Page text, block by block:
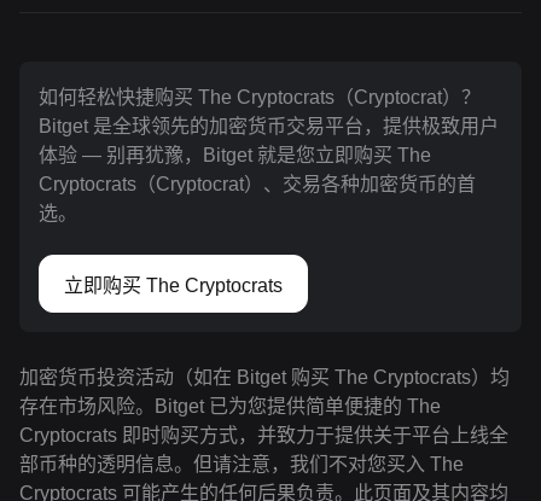
如何轻松快捷购买 The Cryptocrats（Cryptocrat）？
Bitget 是全球领先的加密货币交易平台，提供极致用户
体验 — 别再犹豫，Bitget 就是您立即购买 The
Cryptocrats（Cryptocrat）、交易各种加密货币的首
选。
立即购买 The Cryptocrats
加密货币投资活动（如在 Bitget 购买 The Cryptocrats）均
存在市场风险。Bitget 已为您提供简单便捷的 The
Cryptocrats 即时购买方式，并致力于提供关于平台上线全
部币种的透明信息。但请注意，我们不对您买入 The
Cryptocrats 可能产生的任何后果负责。此页面及其内容均